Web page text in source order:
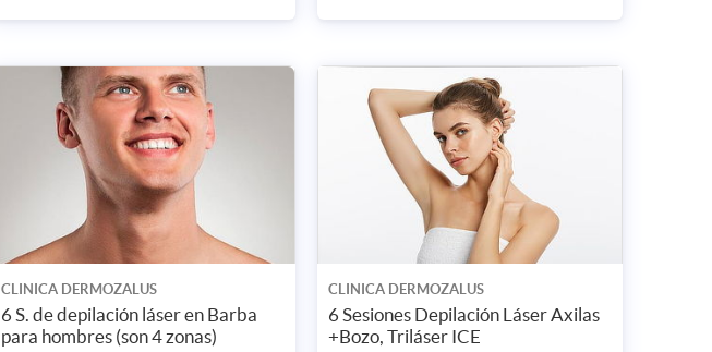
CLINICA DERMOZALUS
6 S. de depilación láser en Barba
para hombres (son 4 zonas)
CLINICA DERMOZALUS
6 Sesiones Depilación Láser Axilas
+Bozo, Triláser ICE